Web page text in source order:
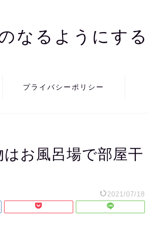
なるようにする
プライバシーポリシー
はお風呂場で部屋干
2021/07/18